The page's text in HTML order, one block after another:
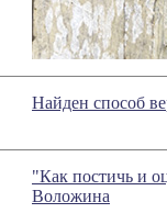
Найден способ
"Как постичь и
Воложина